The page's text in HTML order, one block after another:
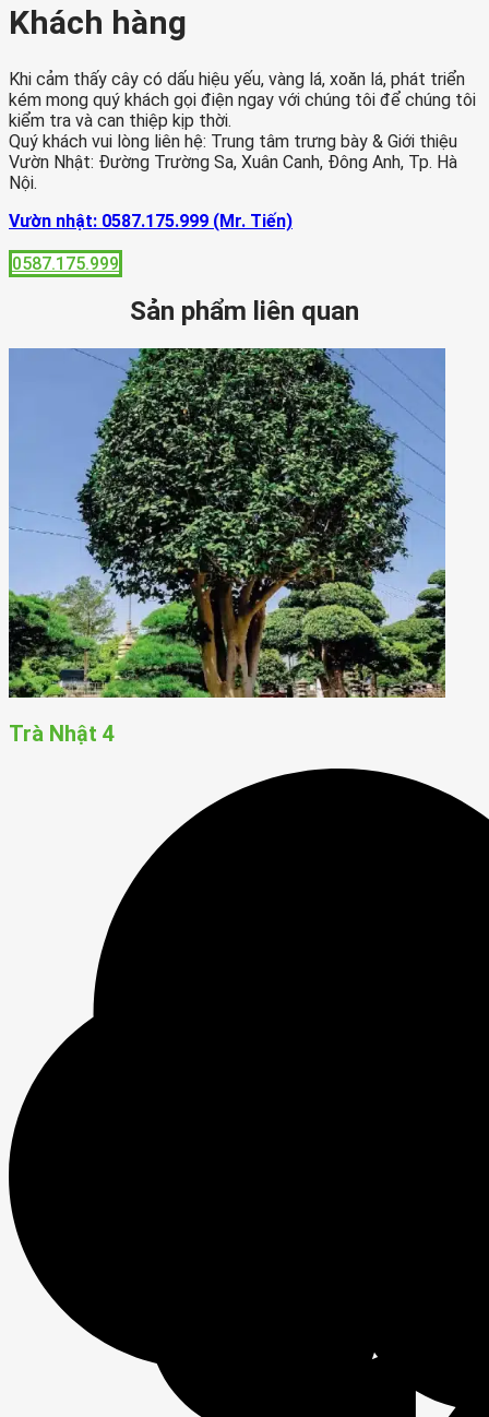
Khách hàng
Khi cảm thấy cây có dấu hiệu yếu, vàng lá, xoăn lá, phát triển
kém mong quý khách gọi điện ngay với chúng tôi để chúng tôi
kiểm tra và can thiệp kịp thời.
Quý khách vui lòng liên hệ: Trung tâm trưng bày & Giới thiệu
Vườn Nhật: Đường Trường Sa, Xuân Canh, Đông Anh, Tp. Hà
Nội.
Vườn nhật: 0587.175.999 (Mr. Tiến)
0587.175.999
Sản phẩm liên quan
Trà Nhật 4